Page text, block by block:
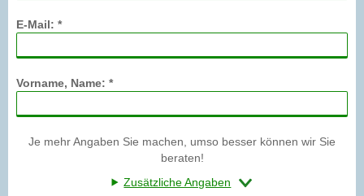
E-Mail: *
Vorname, Name: *
Je mehr Angaben Sie machen, umso besser können wir Sie
beraten!
Zusätzliche Angaben